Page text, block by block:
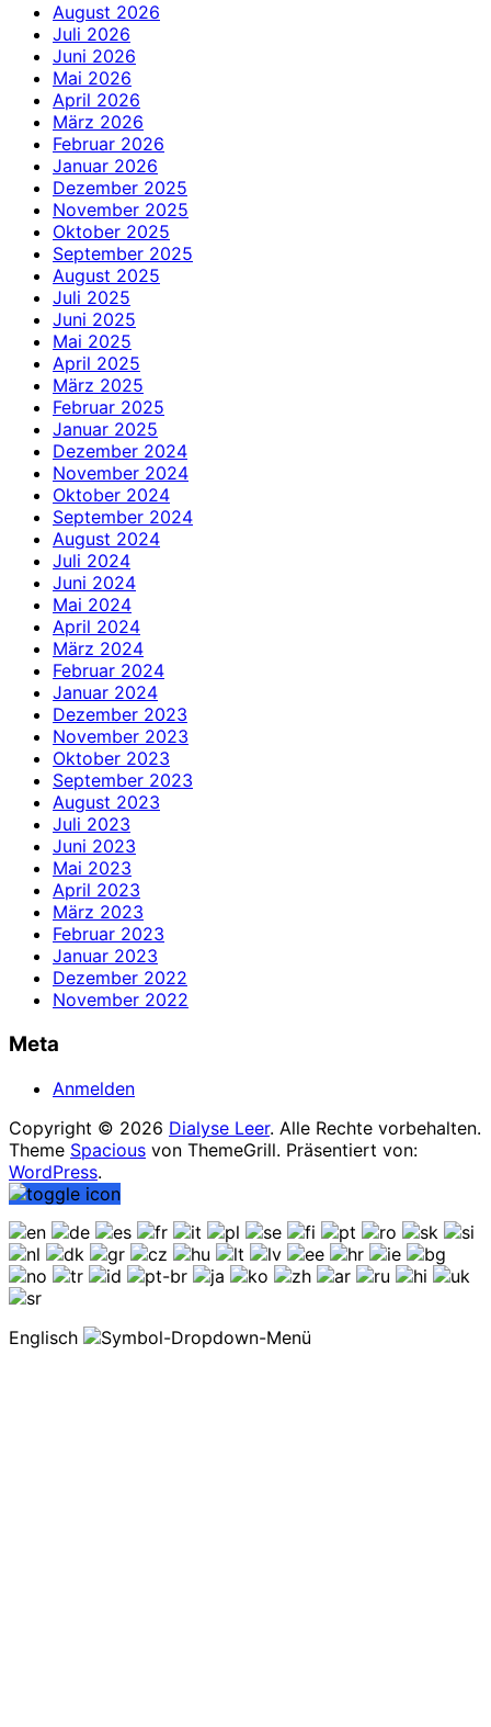
August 2026
Juli 2026
Juni 2026
Mai 2026
April 2026
März 2026
Februar 2026
Januar 2026
Dezember 2025
November 2025
Oktober 2025
September 2025
August 2025
Juli 2025
Juni 2025
Mai 2025
April 2025
März 2025
Februar 2025
Januar 2025
Dezember 2024
November 2024
Oktober 2024
September 2024
August 2024
Juli 2024
Juni 2024
Mai 2024
April 2024
März 2024
Februar 2024
Januar 2024
Dezember 2023
November 2023
Oktober 2023
September 2023
August 2023
Juli 2023
Juni 2023
Mai 2023
April 2023
März 2023
Februar 2023
Januar 2023
Dezember 2022
November 2022
Meta
Anmelden
Copyright © 2026 Dialyse Leer. Alle Rechte vorbehalten.
Theme Spacious von ThemeGrill. Präsentiert von:
WordPress.
Englisch